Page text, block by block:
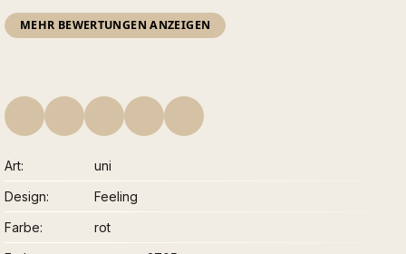
MEHR BEWERTUNGEN ANZEIGEN
Art
uni
Design
Feeling
Farbe
rot